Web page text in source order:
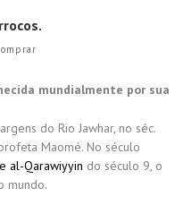
Corfu, Grécia.
mundialmente por sua
do Rio Jawhar, no séc.
Maomé. No século
al-Qarawiyyin do século 9, o
mundo.